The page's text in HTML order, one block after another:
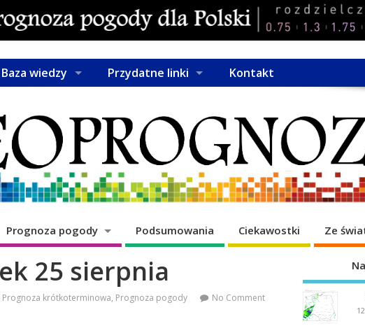
Baza wiedzy Przydatne linki Kontakt
Prognoza pogody Podsumowania Ciekawostki Ze
25 sierpnia
Prognoza krótkoterminowa, Prognoza pogody No Comment